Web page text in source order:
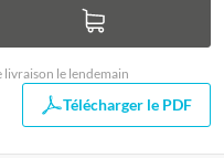
livraison le lendemain
Télécharger le PDF